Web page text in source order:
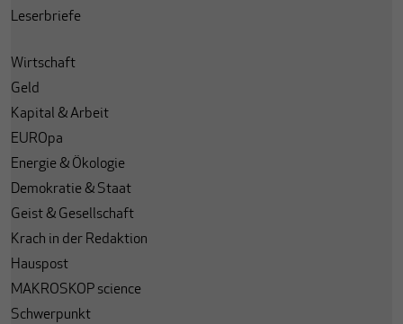
Leserbriefe
Wirtschaft
Geld
Kapital & Arbeit
EUROpa
Energie & Ökologie
Demokratie & Staat
Geist & Gesellschaft
Krach in der Redaktion
Hauspost
MAKROSKOP science
Schwerpunkt